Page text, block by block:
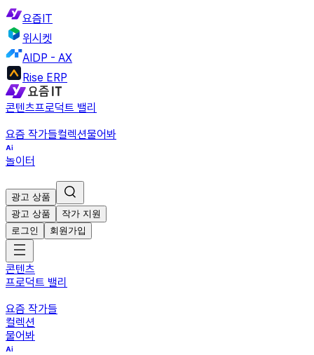
요즘IT
위시켓
AIDP - AX
Rise ERP
콘텐츠프로덕트 밸리
요즘 작가들컬렉션물어봐
놀이터
광고 상품
광고 상품
작가 지원
로그인
회원가입
콘텐츠
프로덕트 밸리
요즘 작가들
컬렉션
물어봐